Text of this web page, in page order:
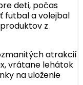
deti, počas
futbal a volejbal
z
atrakcií
vrátane lehátok
na uloženie